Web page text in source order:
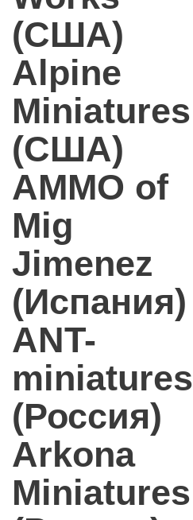
(США)
Alpine
Miniatures
(США)
AMMO of
Mig
Jimenez
(Испания)
ANT-
miniatures
(Россия)
Arkona
Miniatures